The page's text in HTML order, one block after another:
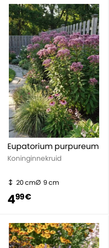
Eupatorium purpureum
Koninginnekruid
20 cm 9 cm
499 €